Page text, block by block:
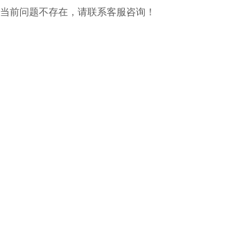
当前问题不存在，请联系客服咨询！